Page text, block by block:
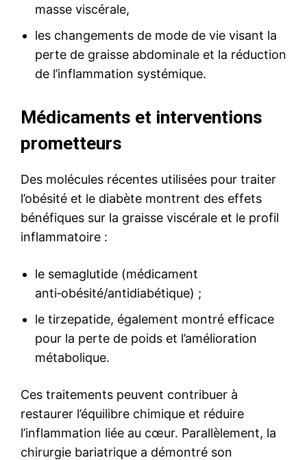
masse viscérale,
les changements de mode de vie visant la
perte de graisse abdominale et la réduction
de l’inflammation systémique.
Médicaments et interventions
prometteurs
Des molécules récentes utilisées pour traiter
l’obésité et le diabète montrent des effets
bénéfiques sur la graisse viscérale et le profil
inflammatoire :
le semaglutide (médicament
anti‑obésité/antidiabétique) ;
le tirzepatide, également montré efficace
pour la perte de poids et l’amélioration
métabolique.
Ces traitements peuvent contribuer à
restaurer l’équilibre chimique et réduire
l’inflammation liée au cœur. Parallèlement, la
chirurgie bariatrique a démontré son